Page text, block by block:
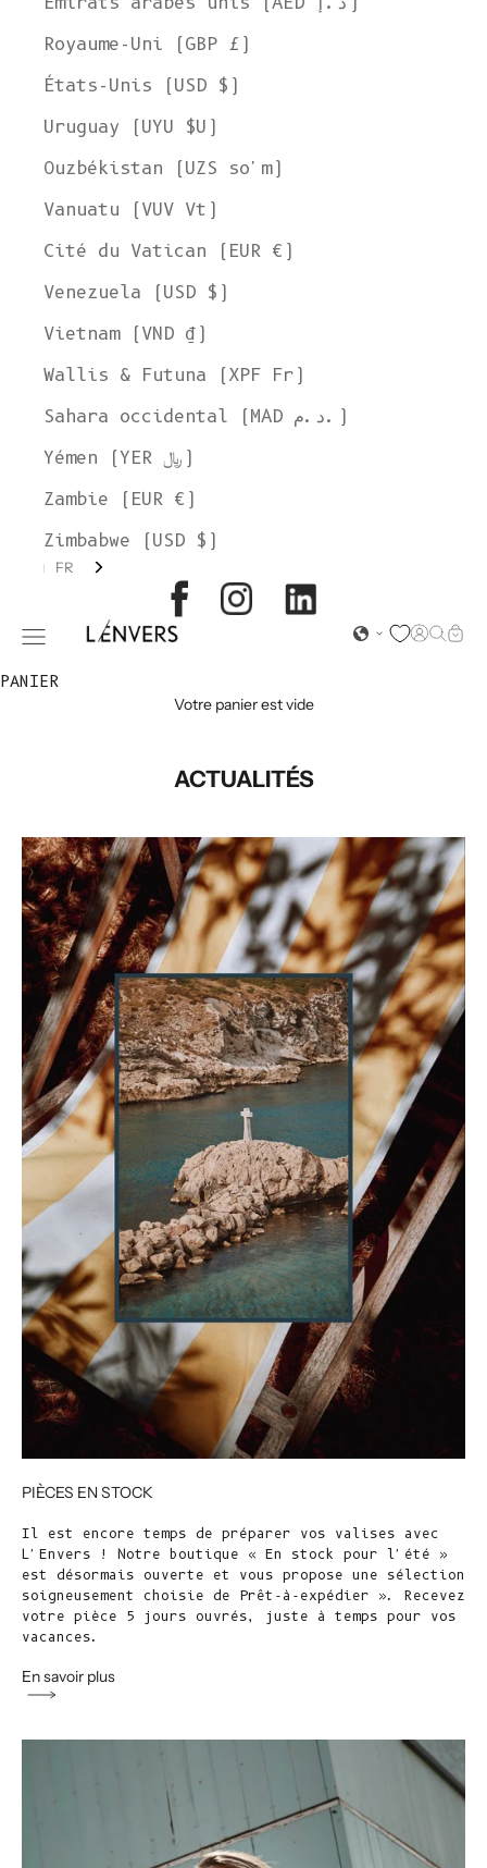
L'ENVERS
Ouvrir le menu de navigation Page
Royaume-Uni (GBP £)
États-Unis (USD $)
Uruguay (UYU $U)
Ouzbékistan (UZS so'm)
Vanuatu (VUV Vt)
Cité du Vatican (EUR €)
Venezuela (USD $)
Vietnam (VND ₫)
Wallis & Futuna (XPF Fr)
Sahara occidental (MAD د.م.)
Yémen (YER ﷼)
Zambie (EUR €)
Zimbabwe (USD $)
FR
PANIER
Votre panier est vide
ACTUALITÉS
PIÈCES EN STOCK
Il est encore temps de préparer vos valises avec
L'Envers ! Notre boutique « En stock pour l'été »
est désormais ouverte et vous propose une sélection
soigneusement choisie de Prêt-à-expédier ». Recevez
votre pièce 5 jours ouvrés, juste à temps pour vos
vacances.
En savoir plus